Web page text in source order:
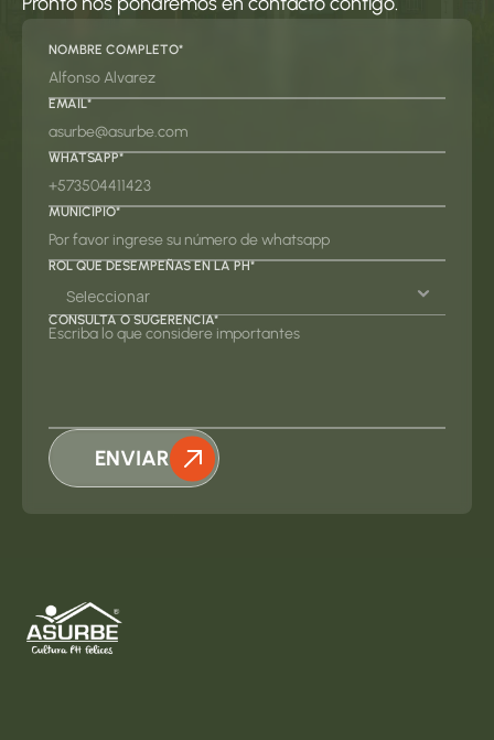
NOMBRE COMPLETO*
EMAIL*
WHATSAPP*
MUNICIPIO*
ROL QUE DESEMPEÑAS EN LA PH*
CONSULTA O SUGERENCIA*
ENVIAR